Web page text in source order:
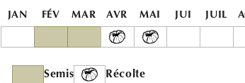
ANTOINE
AB
AB
JAN FÉV MAR AVR MAI JUI JUIL
Semis Récolte